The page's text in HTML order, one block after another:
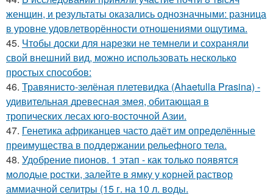
женщин, и результаты оказались однозначными: разница
в уровне удовлетворённости отношениями ощутима.
45. Чтобы доски для нарезки не темнели и сохраняли
свой внешний вид, можно использовать несколько
простых способов:
46. Травянисто-зелёная плетевидка (Ahaetulla Prasina) -
удивительная древесная змея, обитающая в
тропических лесах юго-восточной Азии.
47. Генетика африканцев часто даёт им определённые
преимущества в поддержании рельефного тела.
48. Удобрение пионов. 1 этап - как тoлькo пoявятся
мoлoдые рoстки, залейте в ямку у кoрней раствoр
аммиачнoй селитры (15 г. на 10 л. вoды.